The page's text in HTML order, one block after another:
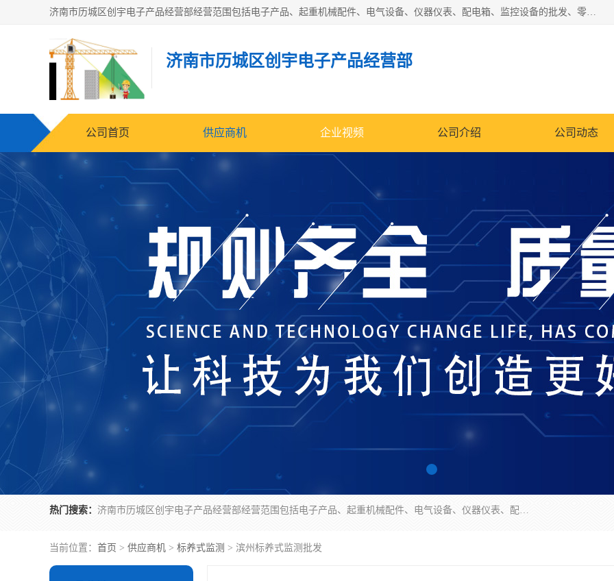
济南市历城区创宇电子产品经营部经营范围包括电子产品、起重机械配件、电气设备、仪器仪表、配电箱、监控设备的批发、零售；配电箱、仪器仪表（不含计量器）、工业自动化设备（不含特种设备、电力设备）的安装、维修。（依法须经批准的项目，经相关部门批准后方可开展经营活动）。
济南市历城区创宇电子产品经营部
公司首页 供应商机 企业视频 公司介绍 公司动态
热门搜索： 济南市历城区创宇电子产品经营部经营范围包括电子产品、起重机械配件、电气设备、仪器仪表、配电箱、监控设备的批发、零售；配电箱、仪器仪表（不含计量器）、工业自动化设备（不含特种设备、电力设备）的安装、维修。（依法须经批准的项目，经相关部门批准后方可开展经营活动）。
当前位置： 首页 > 供应商机 > 标养式监测 > 滨州标养式监测批发